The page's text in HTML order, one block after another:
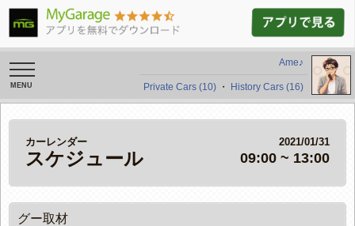
toggle
navigation
Ame♪
Private Cars (10) ・ History Cars (16)
カーレンダー 2021/01/31
スケジュール 09:00 ~ 13:00
グー取材